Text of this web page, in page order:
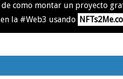
de como montar un proyecto
en la #Web3 usando